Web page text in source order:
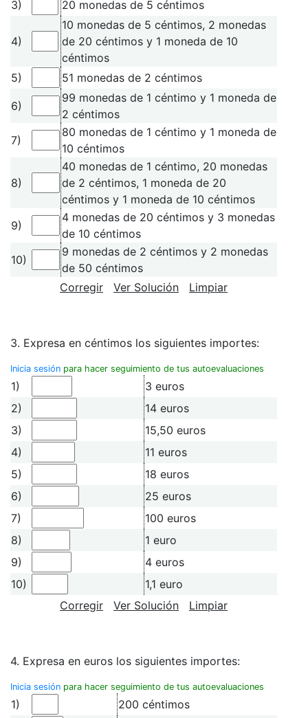
3) 20 monedas de 5 céntimos
4)
10 monedas de 5 céntimos, 2 monedas
de 20 céntimos y 1 moneda de 10
céntimos
5)
51 monedas de 2 céntimos
6)
99 monedas de 1 céntimo y 1 moneda de
2 céntimos
7)
80 monedas de 1 céntimo y 1 moneda de
10 céntimos
8)
40 monedas de 1 céntimo, 20 monedas
de 2 céntimos, 1 moneda de 20
céntimos y 1 moneda de 10 céntimos
9)
4 monedas de 20 céntimos y 3 monedas
de 10 céntimos
10)
9 monedas de 2 céntimos y 2 monedas
de 50 céntimos
Corregir
Ver Solución Limpiar
3. Expresa en céntimos los siguientes importes:
Inicia sesión para hacer seguimiento de tus autoevaluaciones
1)
3 euros
2)
14 euros
3)
15,50 euros
4)
11 euros
5)
18 euros
6)
25 euros
7)
100 euros
8)
1 euro
9)
4 euros
10)
1,1 euro
Corregir
Ver Solución Limpiar
4. Expresa en euros los siguientes importes:
Inicia sesión para hacer seguimiento de tus autoevaluaciones
1)
200 céntimos